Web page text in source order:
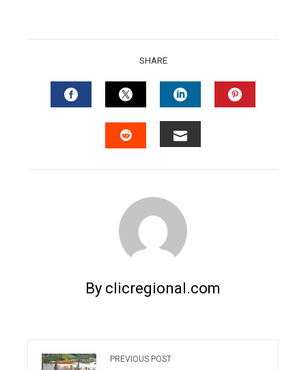
SHARE
FACEBOOKTWITTERLINKEDIN
By clicregional.com
PREVIOUS POST